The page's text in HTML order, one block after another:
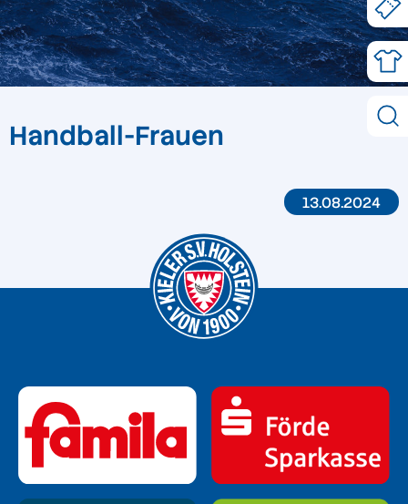
Handball-Frauen
13.08.2024